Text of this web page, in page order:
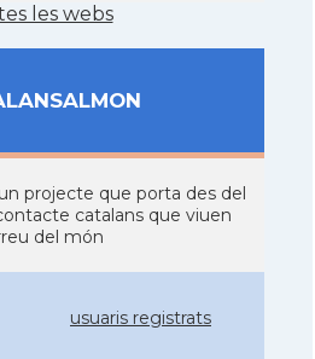
les webs
projecte que porta des del
catalans que viuen
del món
usuaris registrats